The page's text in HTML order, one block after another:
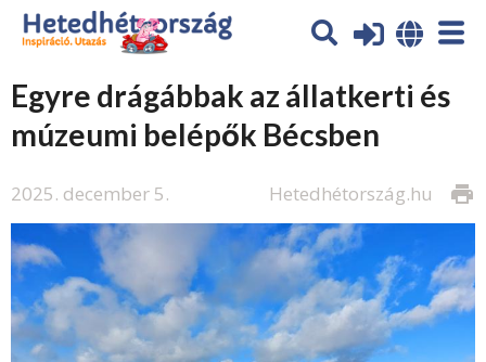
Egyre drágábbak az állatkerti és
múzeumi belépők Bécsben
2025. december 5. print
Hetedhétország.hu